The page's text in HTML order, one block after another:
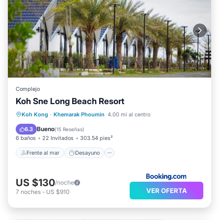
Complejo
Koh Sne Long Beach Resort
Koh Kong · Khemarak Phoumin 4.00 mi al centro
6.3 Bueno(15 Reseñas)
6 baños 22 Invitados 303.54 pies²
Frente al mar Desayuno
Frente al mar
Desayuno
Aparcamiento
US $130/noche
7 noches - US $910 VER OFERTA